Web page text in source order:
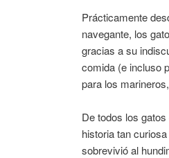
Prácticamente
navegante, los
gracias a su
comida (e incluso
para los
De todos los
historia tan
sobrevivió al